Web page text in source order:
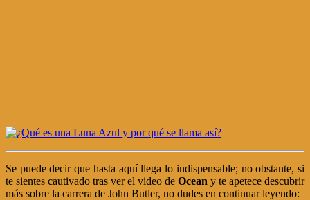
Se puede decir que hasta aquí llega lo indispensable; no obstante, si
te sientes cautivado tras ver el video de Ocean y te apetece descubrir
más sobre la carrera de John Butler, no dudes en continuar leyendo: